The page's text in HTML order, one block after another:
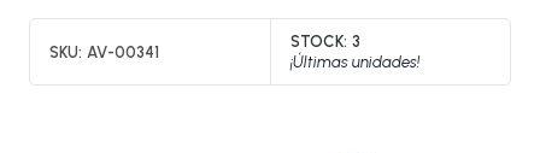
SKU: AV-00341
STOCK: 3
¡Últimas unidades!